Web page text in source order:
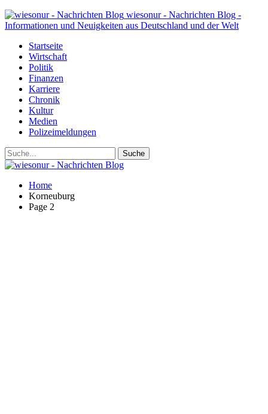
wiesonur - Nachrichten Blog -
Informationen und Neuigkeiten aus Deutschland und der Welt
Startseite
Wirtschaft
Politik
Finanzen
Karriere
Chronik
Kultur
Medien
Polizeimeldungen
Home
Korneuburg
Page 2